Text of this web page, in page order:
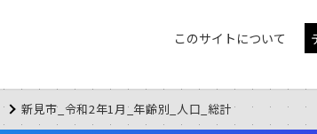
このサイトについて
新見市_令和2年1月_年齢別_人口_総計